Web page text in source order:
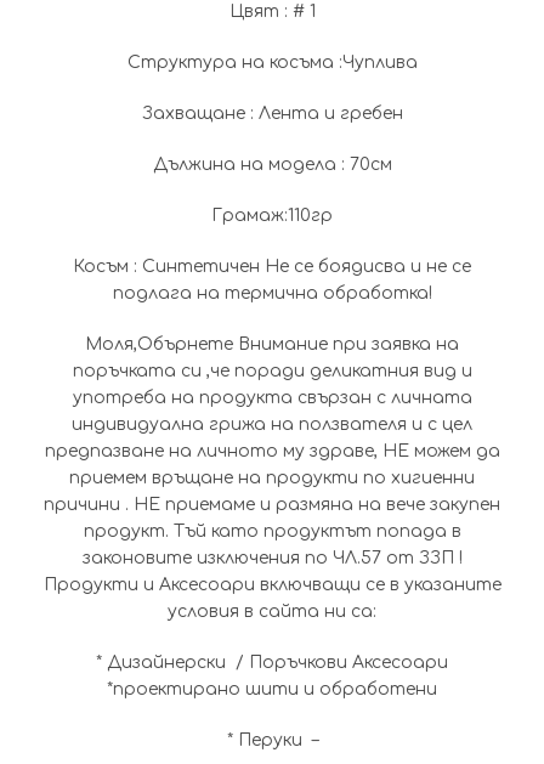
Цвят : # 1
Структура на косъма :Чуплива
Захващане : Лента и гребен
Дължина на модела : 70см
Грамаж:110гр
Косъм : Синтетичен Не се боядисва и не се
подлага на термична обработка!
Моля,Обърнете Внимание при заявка на
поръчката си ,че поради деликатния вид и
употреба на продукта свързан с личната
индивидуална грижа на ползвателя и с цел
предпазване на личното му здраве, НЕ можем да
приемем връщане на продукти по хигиенни
причини . НЕ приемаме и размяна на вече закупен
продукт. Тъй като продуктът попада в
законовите изключения по ЧЛ.57 от ЗЗП !
Продукти и Аксесоари включващи се в указаните
условия в сайта ни са:
* Дизайнерски / Поръчкови Аксесоари
*проектирано шити и обработени
* Перуки –